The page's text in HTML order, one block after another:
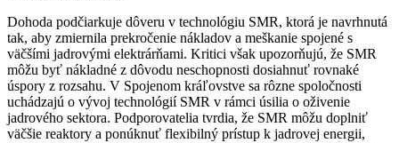
Dohoda podčiarkuje dôveru v technológiu SMR, ktorá je navrhnutá
tak, aby zmiernila prekročenie nákladov a meškanie spojené s
väčšími jadrovými elektrárňami. Kritici však upozorňujú, že SMR
môžu byť nákladné z dôvodu neschopnosti dosiahnuť rovnaké
úspory z rozsahu. V Spojenom kráľovstve sa rôzne spoločnosti
uchádzajú o vývoj technológií SMR v rámci úsilia o oživenie
jadrového sektora. Podporovatelia tvrdia, že SMR môžu doplniť
väčšie reaktory a ponúknuť flexibilný prístup k jadrovej energii,